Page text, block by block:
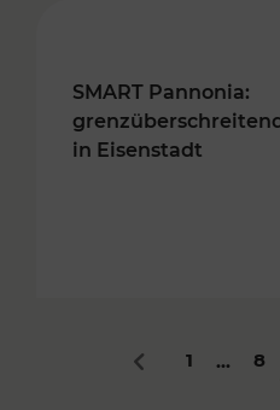
SMART Pannonia:
in Eisenstadt
Zurück
1 ... 8